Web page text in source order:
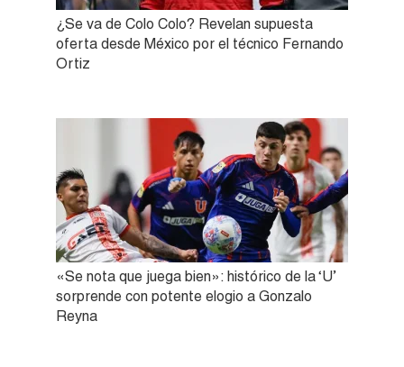
¿Se va de Colo Colo? Revelan supuesta
oferta desde México por el técnico Fernando
Ortiz
«Se nota que juega bien»: histórico de la ‘U’
sorprende con potente elogio a Gonzalo
Reyna